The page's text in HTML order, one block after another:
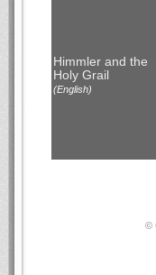
Himmler and the
Holy Grail
(English)
©